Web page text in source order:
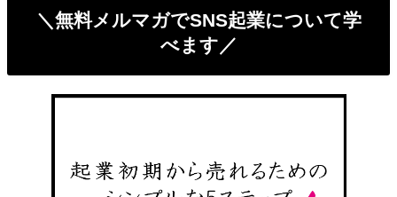
＼無料メルマガでSNS起業について学
べます／